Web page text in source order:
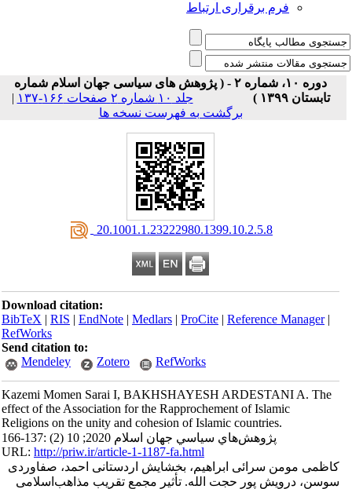
فرم برقراری ارتباط
دوره ۱۰، شماره ۲ - ( پژوهش های سیاسی جهان اسلام شماره
تابستان ۱۳۹۹ )
جلد ۱۰ شماره ۲ صفحات ۱۶۶-۱۳۷
|
برگشت به فهرست نسخه ها
‎ 20.1001.1.23222980.1399.10.2.5.8
Download citation:
BibTeX|RIS|EndNote|Medlars|ProCite|Reference Manager
RefWorks
Send citation to:
Mendeley
Zotero RefWorks
Kazemi Momen Sarai I, BAKHSHAYESH ARDESTANI A. The
effect of the Association for the Rapprochement of Islamic
Religions on the unity and cohesion of Islamic countries.
پژوهش‌هاي سياسي جهان اسلام 2020; 10 (2) :137-166
URL:http://priw.ir/article-1-1187-fa.html
کاظمی مومن سرائی ابراهیم، بخشایش اردستانی احمد، صفاوردی
سوسن، درویش پور حجت الله. تأثیر مجمع تقریب مذاهب‌اسلامی